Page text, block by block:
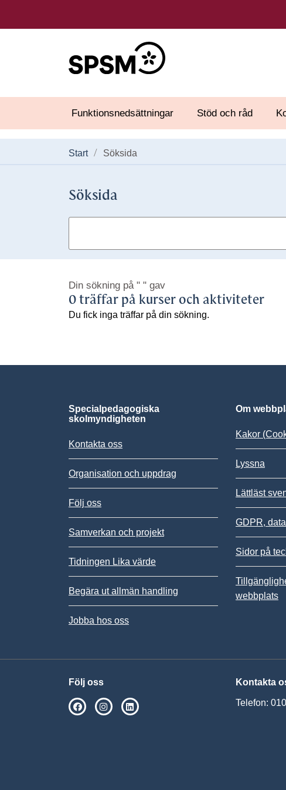
Funktionsnedsättningar Stöd och råd
Start Söksida
Söksida
Din sökning på " " gav
0 träffar på kurser och aktiviteter
Du fick inga träffar på din sökning.
Specialpedagogiska
skolmyndigheten
Kontakta oss
Organisation och uppdrag
Följ oss
Samverkan och projekt
Tidningen Lika värde
Begära ut allmän handling
Jobba hos oss
Om
Kakor
Lyssna
Lättläst
GDPR,
Sidor på
webbplats
Följ oss
SPSM på Facebook
SPSM på Instagram
Kontakta
Telefon: